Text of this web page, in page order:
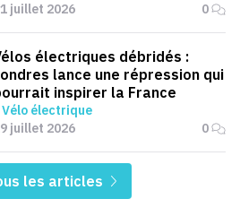
juillet 2026
0
électriques débridés :
lance une répression qui
inspirer la France
Vélo électrique
juillet 2026
0
les articles